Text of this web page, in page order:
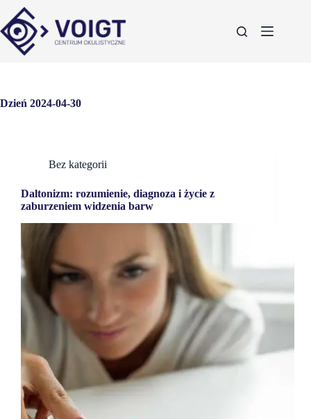
Dzień 2024-04-30
Bez kategorii
Daltonizm: rozumienie, diagnoza i życie z
zaburzeniem widzenia barw